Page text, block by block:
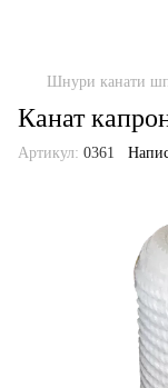
Шнури канати
Канат
Артикул: 0361